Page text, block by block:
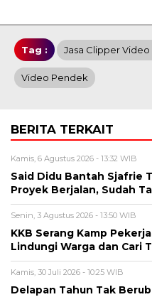
Tag : Jasa Clipper
Video Pendek
BERITA TERKAIT
Kamis, 6 Agustus 2026 - 13:32 WIB
Said Didu Bantah Sjafrie
Proyek Berjalan, Sudah
Senin, 3 Agustus 2026 - 13:50 WIB
KKB Serang Kamp
Lindungi Warga dan Cari
Kamis, 30 Juli 2026 - 10:25 WIB
Delapan Tahun Tak